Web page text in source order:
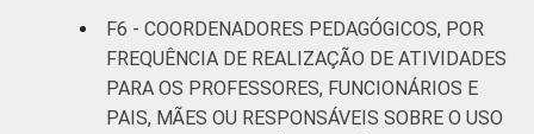
Até anos
finais do
Ensino
Fundamental
8
F6 - COORDENADORES PEDAGÓGICOS, POR
FREQUÊNCIA DE REALIZAÇÃO DE ATIVIDADES
PARA OS PROFESSORES, FUNCIONÁRIOS E
PAIS, MÃES OU RESPONSÁVEIS SOBRE O USO